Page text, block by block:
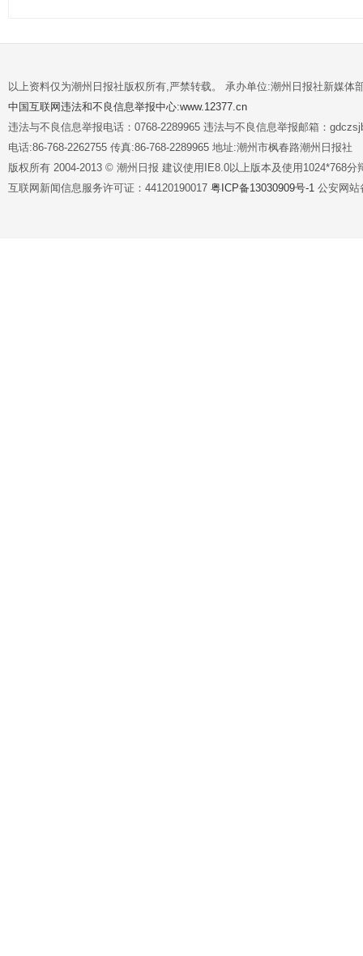
以上资料仅为潮州日报社版权所有,严禁转载。 承办单位:潮州日报社新媒体
中国互联网违法和不良信息举报中心:www.12377.cn
违法与不良信息举报电话：0768-2289965 违法与不良信息举报邮箱：
电话:86-768-2262755 传真:86-768-2289965 地址:潮州市枫春路潮州日报社
版权所有 2004-2013 © 潮州日报 建议使用IE8.0以上版本及使用1024*768分
互联网新闻信息服务许可证：44120190017 粤ICP备13030909号-1 公安网站